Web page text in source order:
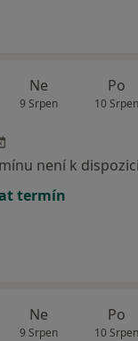
Ne
9 Srpen
Po
10 Srpen
není k dispozici
termín
Ne
9 Srpen
Po
10 Srpen